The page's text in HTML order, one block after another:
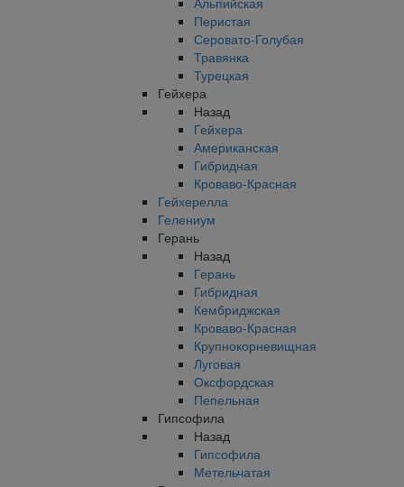
Перистая
Серовато-Голубая
Травянка
Турецкая
Гейхера
Назад
Гейхера
Американская
Гибридная
Кроваво-Красная
Гейхерелла
Гелениум
Герань
Назад
Герань
Гибридная
Кембриджская
Кроваво-Красная
Крупнокорневищная
Луговая
Оксфордская
Пепельная
Гипсофила
Назад
Гипсофила
Метельчатая